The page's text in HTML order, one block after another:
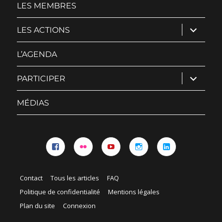
LES MEMBRES
LES ACTIONS ouvrir
le
sous-
L’AGENDA
PARTICIPER ouvrir
le
sous-
MÉDIAS
Contact Tous les articles
FAQ
Politique de confidentialité
Mentions légales
Plan du site
Connexion